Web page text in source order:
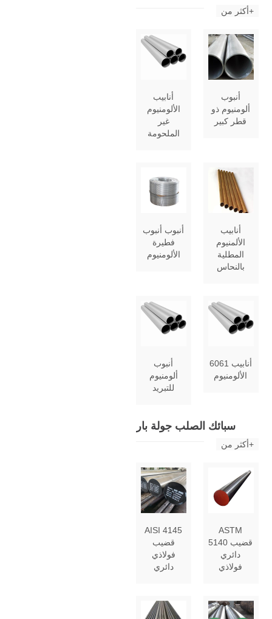
أكثر من+
أنابيب
الألومنيوم
غير
الملحومة
أنبوب
ألومنيوم ذو
قطر كبير
أنبوب أنبوب
فطيرة
الألومنيوم
أنابيب
الألمنيوم
المطلية
بالنحاس
أنبوب
ألومنيوم
للتبريد
6061 أنابيب
الألومنيوم
سبائك الصلب جولة بار
أكثر من+
AISI 4145
قضيب
فولاذي
دائري
ASTM
5140 قضيب
دائري
فولاذي